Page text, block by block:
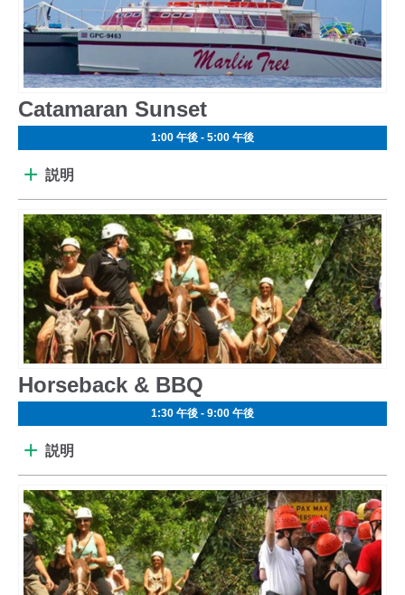
Catamaran Sunset
1:00 午後 - 5:00 午後
説明
Horseback & BBQ
1:30 午後 - 9:00 午後
説明